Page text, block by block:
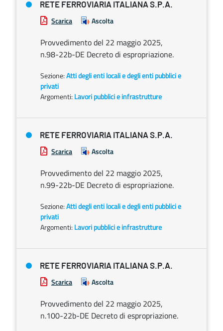
RETE FERROVIARIA ITALIANA S.P.A.
Scarica Ascolta
Provvedimento del 22 maggio 2025,
n.98-22b-DE Decreto di espropriazione.
Sezione:Atti degli enti locali e degli enti pubblici e
privati
Argomenti: Lavori pubblici e infrastrutture
RETE FERROVIARIA ITALIANA S.P.A.
Scarica Ascolta
Provvedimento del 22 maggio 2025,
n.99-22b-DE Decreto di espropriazione.
Sezione:Atti degli enti locali e degli enti pubblici e
privati
Argomenti: Lavori pubblici e infrastrutture
RETE FERROVIARIA ITALIANA S.P.A.
Scarica Ascolta
Provvedimento del 22 maggio 2025,
n.100-22b-DE Decreto di espropriazione.